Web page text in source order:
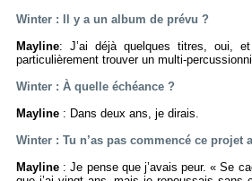
Winter : Il y a un album de prévu ?
Mayline: J’ai déjà quelques titres, oui,
particulièrement trouver un multi-
Winter : À quelle échéance ?
Mayline : Dans deux ans, je dirais.
Winter : Tu n’as pas commencé ce
Mayline : Je pense que j’avais peur. « Se